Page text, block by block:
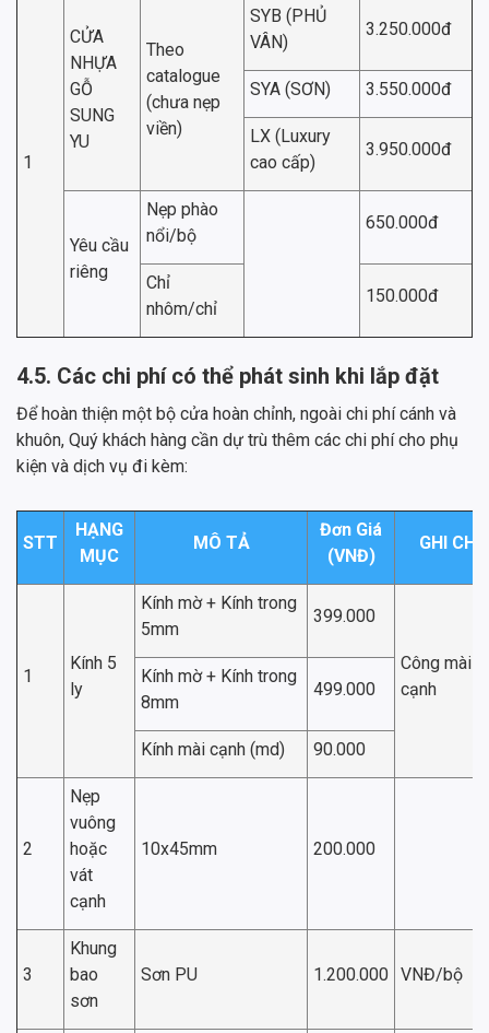
1
CỬA
NHỰA
GỖ
SUNG
YU
Theo
catalogue
(chưa nẹp
viền)
SYB (PHỦ
VÂN)
3.250.000đ
SYA (SƠN) 3.550.000đ
LX (Luxury
cao cấp)
3.950.000đ
Yêu cầu
riêng
Nẹp phào
nổi/bộ
650.000đ
Chỉ
nhôm/chỉ
150.000đ
4.5. Các chi phí có thể phát sinh khi lắp đặt
Để hoàn thiện một bộ cửa hoàn chỉnh, ngoài chi phí cánh và
khuôn, Quý khách hàng cần dự trù thêm các chi phí cho phụ
kiện và dịch vụ đi kèm:
STT
HẠNG
MỤC
MÔ TẢ
Đơn Giá
(VNĐ)
GHI CHÚ
1
Kính 5
ly
Kính mờ + Kính trong
5mm
399.000
Công mài
cạnh
Kính mờ + Kính trong
8mm
499.000
Kính mài cạnh (md) 90.000
2
Nẹp
vuông
hoặc
vát
cạnh
10x45mm 200.000
3
Khung
bao
sơn
Sơn PU 1.200.000 VNĐ/bộ